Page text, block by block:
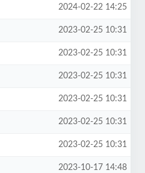
2024-02-22 14:25
2023-02-25 10:31
2023-02-25 10:31
2023-02-25 10:31
2023-02-25 10:31
2023-02-25 10:31
2023-02-25 10:31
2023-10-17 14:48